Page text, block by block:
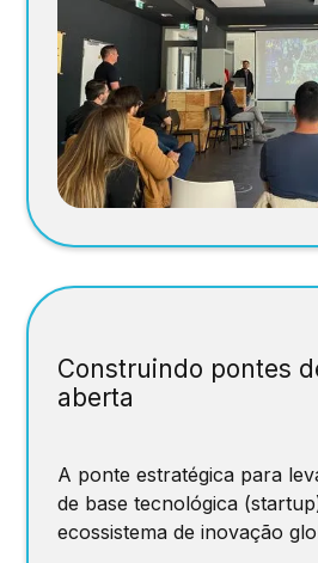
Construindo pontes
aberta
A ponte estratégica para
de base tecnológica
ecossistema de inovação